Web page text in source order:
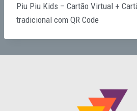
Piu Piu Kids – Cartão Virtual +
tradicional com QR Code